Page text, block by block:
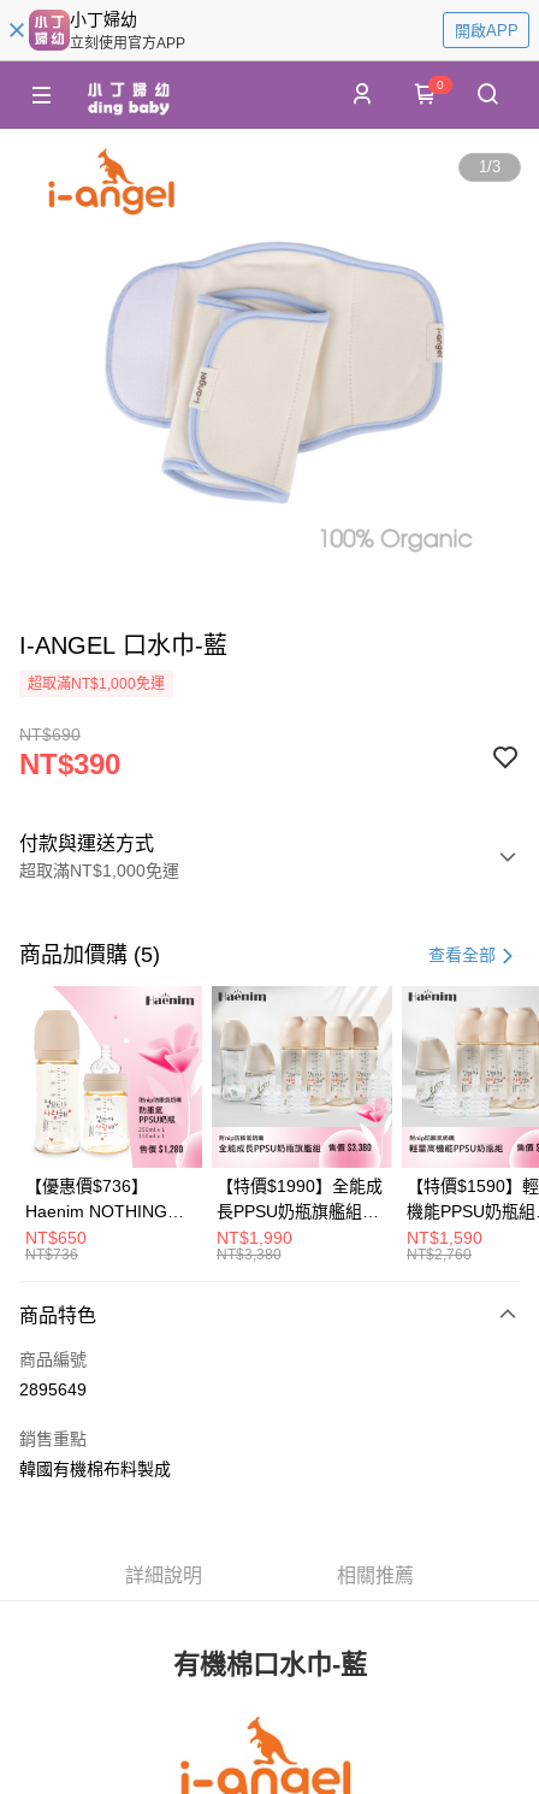
小丁婦幼
立刻使用官方APP
開啟APP
0
1/3
I-ANGEL 口水巾-藍
超取滿NT$1,000免運
NT$690
NT$390
付款與運送方式
超取滿NT$1,000免運
信用卡一次付款
信用卡分期付款
3 期 0 利率 每期 NT$130 21家銀行
合作金庫商業銀行
第一商業銀行
華南商業銀行
彰化商業銀行
上海商業儲蓄銀行
台北富邦商業銀行
國泰世華商業銀行
兆豐國際商業銀行
臺灣中小企業銀行
台中商業銀行
匯豐（台灣）商業銀行
華泰商業銀行
遠東國際商業銀行
元大商業銀行
台灣樂天信用卡公司
6 期 0 利率 每期NT$65 21家銀行
合作金庫商業銀行
第一商業銀行
華南商業銀行
彰化商業銀行
上海商業儲蓄銀行
台北富邦商業銀行
國泰世華商業銀行
兆豐國際商業銀行
臺灣中小企業銀行
台中商業銀行
匯豐（台灣）商業銀行
華泰商業銀行
聯邦商業銀行
玉山商業銀行
台灣樂天信用卡公司
超商取貨付款
LINE Pay
Apple Pay
悠遊付
相關說明
【大哥付你分期使用說明】
2.付款方式選擇「大哥付你分期」，訂單成立後會自動跳轉到大哥付的交易
流程，驗證手機門號後，選擇欲分期的期數、繳款截止日，確認付款後即完
成交易。
法說明評估內容。
【繳款方式說明】
2.透過簡訊連結打開帳單後，可選擇「超商條碼／台灣大直營門市／銀行轉
帳／街口支付／iPASS MONEY」等通路繳費。
1.本服務係由「台灣大哥大股份有限公司」（以下簡稱本公司）所提供，讓
用戶於交易時，得透過本服務購買商品或服務，並由商店將買賣／分期付款
買賣價金債權讓與本公司後，依約使用本公司帳單繳交帳款。
相關說明
【關於「AFTEE先享後付」】
３．安心：先確認商品／服務後，再付款。
結帳頁面，進行簡訊認證並確認金額後，即可完成結帳。
ATM／網路銀行／等多元方式進行付款，方視為交易完成。
※ 請注意：結帳手續完成當下不需立刻繳費，但若您需要取消訂單，請聯絡
購買商品的店家。未經商家同意取消之訂單仍視為有效，需透過AFTEE先享
每筆NT$60，滿NT$1,000(含以上)免運費
商品加價購 (5) 查看全部
【優惠價$736】
Haenim NOTHING™
多合一PPSU防脹氣奶
瓶 2入組
NT$650
NT$736
【特價$1990】全能成
長PPSU奶瓶旗艦組
(PPSU奶瓶
250ml*4+玻璃奶瓶
NT$1,990
NT$3,380
【特價$1590】
機能PPSU奶瓶組
(PPSU奶瓶
250ml*4+玻璃奶
NT$1,590
NT$2,760
商品特色
商品編號
2895649
銷售重點
韓國有機棉布料製成
詳細說明 相關推薦
有機棉口水巾-藍